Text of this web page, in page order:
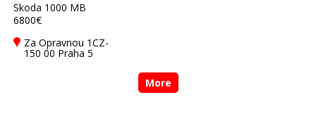
Skoda 1000 MB
6800€
Za Opravnou 1CZ-
150 00 Praha 5
More